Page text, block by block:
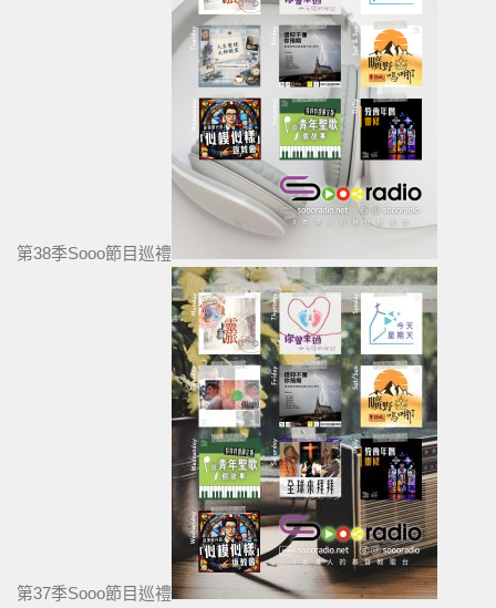
第38季Sooo節目巡禮
第37季Sooo節目巡禮